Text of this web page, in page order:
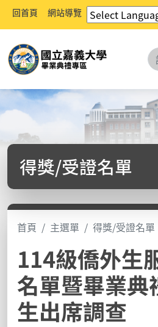
回首頁 網站導覽
得獎/受證名單
首頁 主選單 得獎/受證名單
114級僑外生
名單暨畢業典
生出席調查